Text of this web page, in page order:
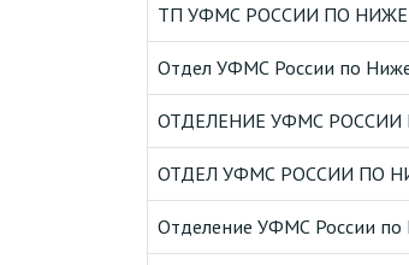
ТП УФМС РОССИИ ПО
Отдел УФМС России по
ОТДЕЛЕНИЕ УФМС
ОТДЕЛ УФМС РОССИИ ПО
Отделение УФМС России по